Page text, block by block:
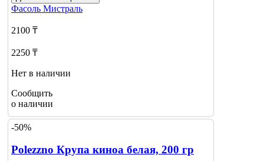
Фасоль Мистраль
2100 ₸
2250 ₸
Нет в наличии
Сообщить
о наличии
-50%
Polezzno Крупа киноа белая, 200 гр